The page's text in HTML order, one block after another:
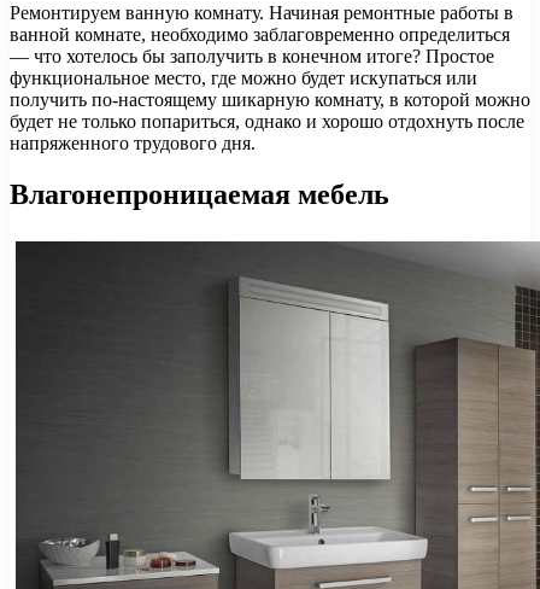
Ремонтируем ванную комнату. Начиная ремонтные работы в
ванной комнате, необходимо заблаговременно определиться
— что хотелось бы заполучить в конечном итоге? Простое
функциональное место, где можно будет искупаться или
получить по-настоящему шикарную комнату, в которой можно
будет не только попариться, однако и хорошо отдохнуть после
напряженного трудового дня.
Влагонепроницаемая мебель